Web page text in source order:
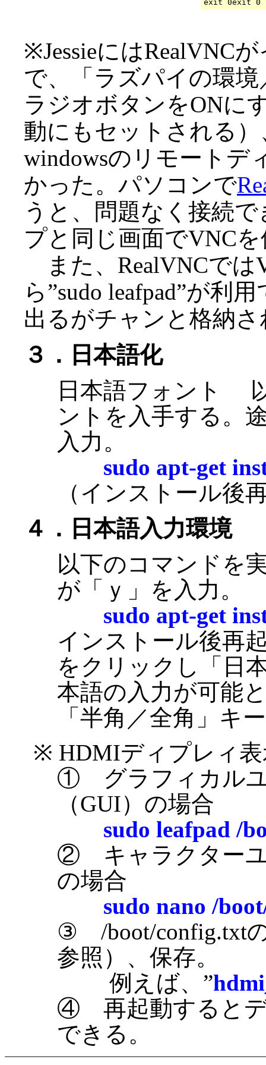
※JessieにはRealVNC
で、「ラズパイの環
ラジオボタンをONに
動にもセットされる
windowsのリモートデ
かった。パソコンで
うと、問題なく接続
プと同じ画面でVNC
また、RealVNCでは
ら”sudo leafpad”が利
出るがチャンと格納
３．日本語化
日本語フォント
ントを入手する。
入力。
sudo apt-get
（インストール後
４．日本語入力環境
以下のコマンドを
が「ｙ」を入力。
sudo apt-get
インストール後再
をクリックし「日
本語の入力が可能
「半角／全角」キ
※ HDMIディプレィ
① グラフィカルユ
（GUI）の場合
sudo leafpad /
② キャラクターユ
の場合
sudo nano /
③ /boot/config.txtの
参照）、保存。
例えば、”
④ 再起動するとデ
できる。